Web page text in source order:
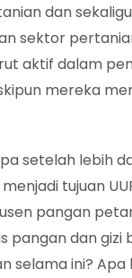
dan
sektor
aktif dalam
mereka
setelah lebih
tujuan
pangan
dan gizi
selama ini?